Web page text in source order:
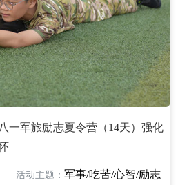
一军旅励志夏令营（14天）强化
活动主题： 军事/吃苦/心智/励志